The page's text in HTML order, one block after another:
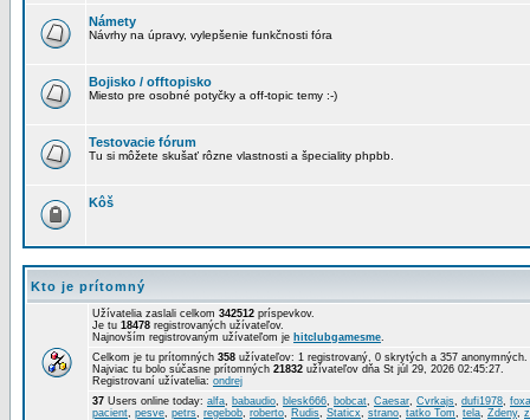
Námety
Návrhy na úpravy, vylepšenie funkčnosti fóra
Bojisko / offtopisko
Miesto pre osobné potyčky a off-topic temy :-)
Testovacie fórum
Tu si môžete skušať rôzne vlastnosti a špeciality phpbb.
Kôš
Kto je prítomný
Užívatelia zaslali celkom 342512 príspevkov.
Je tu 18478 registrovaných užívateľov.
Najnovším registrovaným užívateľom je hitclubgamesme.
Celkom je tu prítomných 358 užívateľov: 1 registrovaný, 0 skrytých a 357
Najviac tu bolo súčasne prítomných 21832 užívateľov dňa St júl 29, 2026 02:45:27.
Registrovaní užívatelia: ondrej
37 Users online today: alfa, babaudio, blesk666, bobcat, Caesar, Cvrkajs, dufi1978,
pacient, pesve, petrs, regebob, roberto, Rudis, Staticx, strano, tatko Tom, tela, Zdeny,